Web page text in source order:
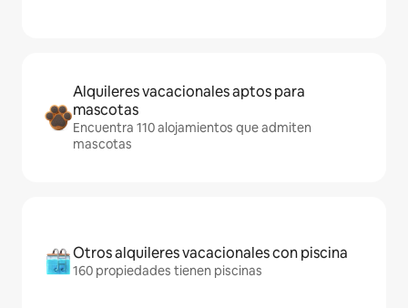
Alquileres vacacionales aptos para
mascotas
Encuentra 110 alojamientos que admiten
mascotas
Otros alquileres vacacionales con piscina
160 propiedades tienen piscinas